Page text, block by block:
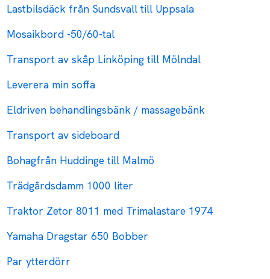
Lastbilsdäck från Sundsvall till Uppsala
Mosaikbord -50/60-tal
Transport av skåp Linköping till Mölndal
Leverera min soffa
Eldriven behandlingsbänk / massagebänk
Transport av sideboard
Bohagfrån Huddinge till Malmö
Trädgårdsdamm 1000 liter
Traktor Zetor 8011 med Trimalastare 1974
Yamaha Dragstar 650 Bobber
Par ytterdörr